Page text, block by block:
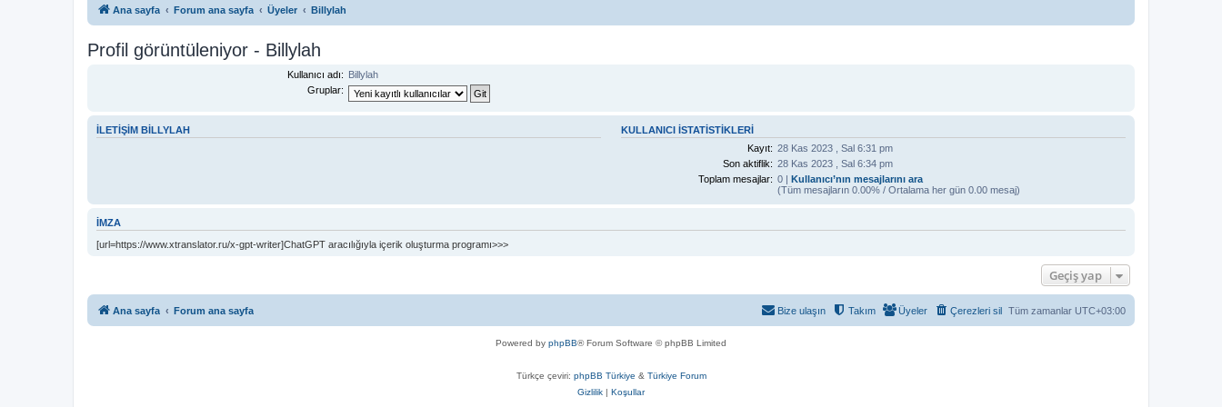
Ana sayfa Forum ana sayfa Üyeler Billylah
Profil görüntüleniyor - Billylah
Kullanıcı adı: Billylah
Gruplar:
İLETIŞIM BILLYLAH
KULLANICI ISTATISTIKLERI
Kayıt: 28 Kas 2023 , Sal 6:31 pm
Son aktiflik: 28 Kas 2023 , Sal 6:34 pm
Toplam mesajlar: 0 | Kullanıcı’nın mesajlarını ara
(Tüm mesajların 0.00% / Ortalama her gün 0.00 mesaj)
İMZA
[url=https://www.xtranslator.ru/x-gpt-writer]ChatGPT aracılığıyla içerik oluşturma programı>>>
Geçiş yap
Ana sayfa Forum ana sayfa Tüm zamanlar UTC+03:00
Çerezleri sil
Üyeler
Takım
Bize ulaşın
Powered by phpBB® Forum Software © phpBB Limited
Türkçe çeviri: phpBB Türkiye & Türkiye Forum
Gizlilik | Koşullar